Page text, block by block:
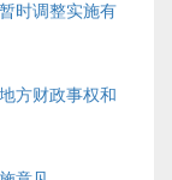
时调整实施有
方财政事权和